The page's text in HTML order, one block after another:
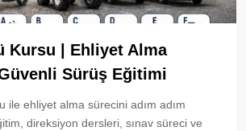
Kursu | Ehliyet Alma
Sürüş Eğitimi
ile ehliyet alma sürecini adım adım
direksiyon dersleri, sınav süreci ve